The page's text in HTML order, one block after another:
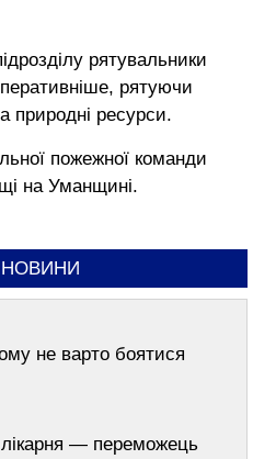
рятувальники
рятуючи
природні ресурси.
пожежної команди
на Уманщині.
не варто боятися
— переможець